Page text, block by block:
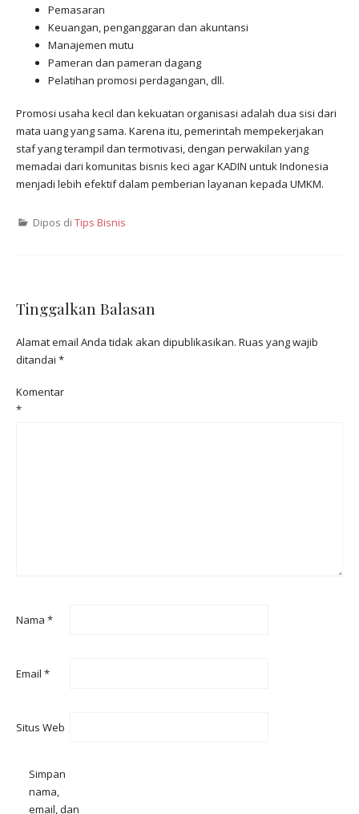
Pemasaran
Keuangan, penganggaran dan akuntansi
Manajemen mutu
Pameran dan pameran dagang
Pelatihan promosi perdagangan, dll.
Promosi usaha kecil dan kekuatan organisasi adalah dua sisi dari
mata uang yang sama. Karena itu, pemerintah mempekerjakan
staf yang terampil dan termotivasi, dengan perwakilan yang
memadai dari komunitas bisnis keci agar KADIN untuk Indonesia
menjadi lebih efektif dalam pemberian layanan kepada UMKM.
Dipos di Tips Bisnis
Tinggalkan Balasan
Alamat email Anda tidak akan dipublikasikan. Ruas yang wajib
ditandai *
Komentar
*
Nama *
Email *
Situs Web
Simpan
nama,
email, dan